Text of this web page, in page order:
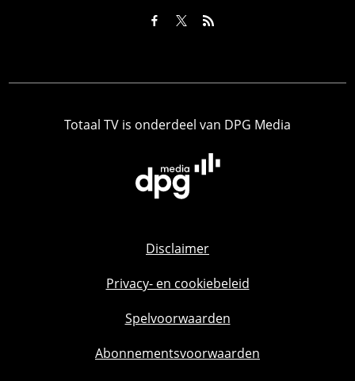
Totaal TV is onderdeel van DPG Media
Disclaimer
Privacy- en cookiebeleid
Spelvoorwaarden
Abonnementsvoorwaarden